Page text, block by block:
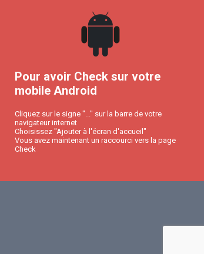
Pour avoir Check sur votre
mobile Android
Cliquez sur le signe "..." sur la barre de votre
navigateur internet
Choisissez "Ajouter à l'écran d'accueil"
Vous avez maintenant un raccourci vers la page
Check